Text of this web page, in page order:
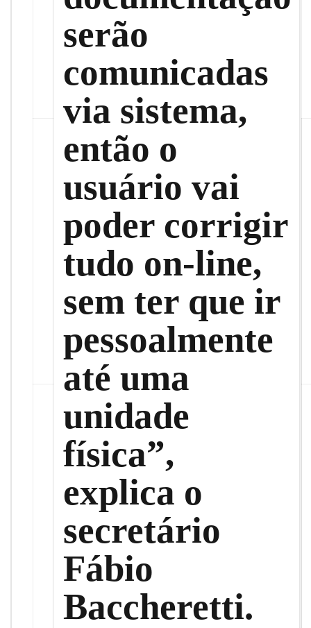
serão
comunicadas
via sistema,
então o
usuário vai
poder corrigir
tudo on-line,
sem ter que ir
pessoalmente
até uma
unidade
física”,
explica o
secretário
Fábio
Baccheretti.